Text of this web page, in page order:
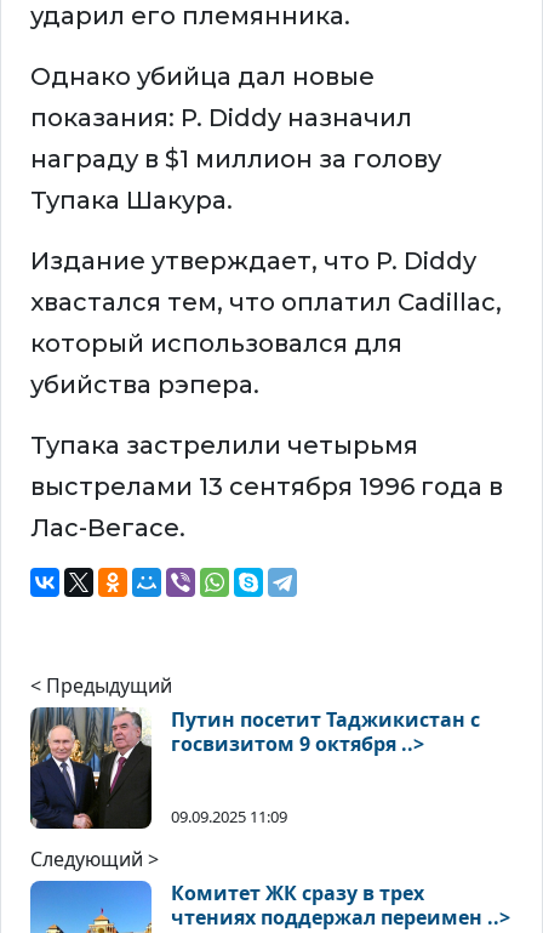
ударил его племянника.
Однако убийца дал новые
показания: P. Diddy назначил
награду в $1 миллион за голову
Тупака Шакура.
Издание утверждает, что P. Diddy
хвастался тем, что оплатил Cadillac,
который использовался для
убийства рэпера.
Тупака застрелили четырьмя
выстрелами 13 сентября 1996 года в
Лас-Вегасе.
< Предыдущий
Путин посетит Таджикистан с
госвизитом 9 октября ..>
09.09.2025 11:09
Следующий >
Комитет ЖК сразу в трех
чтениях поддержал переимен ..>